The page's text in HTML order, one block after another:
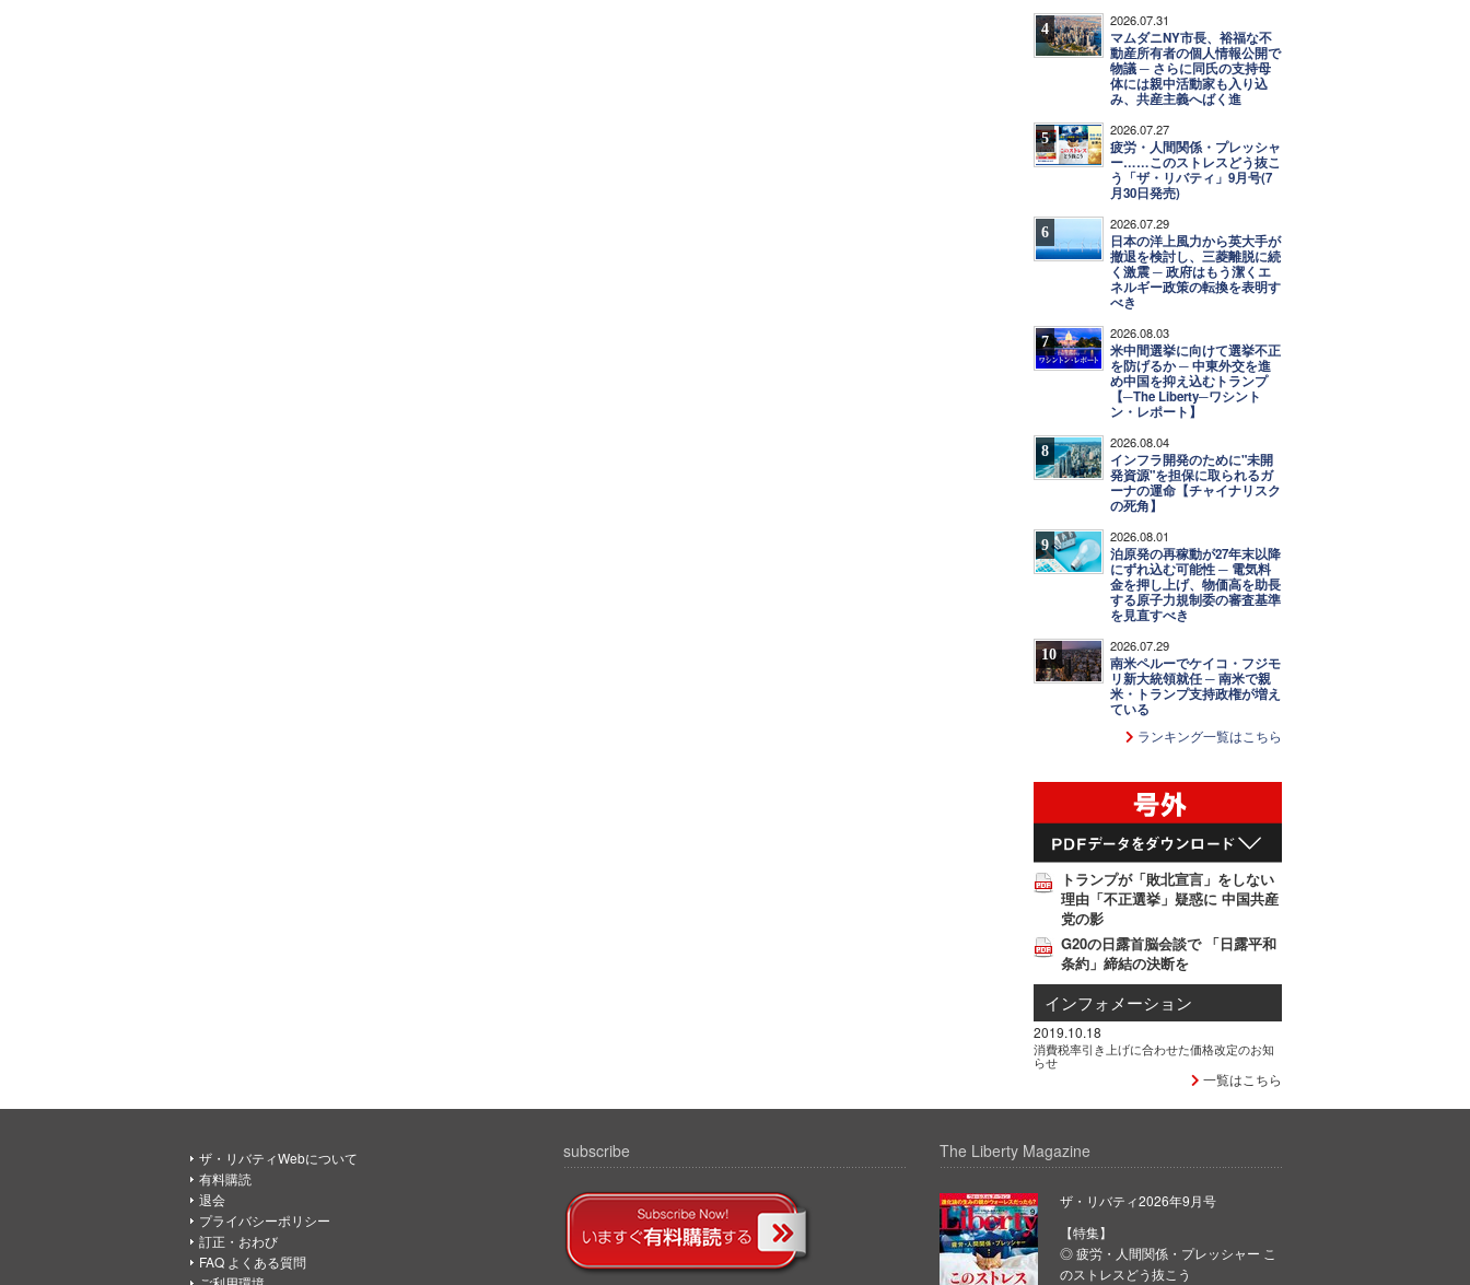
4 2026.07.31
マムダニNY市長、裕福な不
動産所有者の個人情報公開で
物議 ─ さらに同氏の支持母
体には親中活動家も入り込
み、共産主義へばく進
5 2026.07.27
疲労・人間関係・プレッシャ
ー……このストレスどう抜こ
う「ザ・リバティ」9月号(7
月30日発売)
6 2026.07.29
日本の洋上風力から英大手が
撤退を検討し、三菱離脱に続
く激震 ─ 政府はもう潔くエ
ネルギー政策の転換を表明す
べき
7 2026.08.03
米中間選挙に向けて選挙不正
を防げるか ─ 中東外交を進
め中国を抑え込むトランプ
【─The Liberty─ワシント
ン・レポート】
8 2026.08.04
インフラ開発のために"未開
発資源"を担保に取られるガ
ーナの運命【チャイナリスク
の死角】
9 2026.08.01
泊原発の再稼動が27年末以降
にずれ込む可能性 ─ 電気料
金を押し上げ、物価高を助長
する原子力規制委の審査基準
を見直すべき
10 2026.07.29
南米ペルーでケイコ・フジモ
リ新大統領就任 ─ 南米で親
米・トランプ支持政権が増え
ている
ランキング一覧はこちら
トランプが「敗北宣言」をしない
理由「不正選挙」疑惑に 中国共産
党の影
G20の日露首脳会談で 「日露平和
条約」締結の決断を
インフォメーション
2019.10.18
消費税率引き上げに合わせた価格改定のお知
らせ
一覧はこちら
ザ・リバティWebについて
有料購読
退会
プライバシーポリシー
訂正・おわび
FAQ よくある質問
subscribe The Liberty Magazine
ザ・リバティ2026年9月号
【特集】
◎ 疲労・人間関係・プレッシャー こ
のストレスどう抜こう